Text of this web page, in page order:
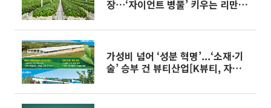
장⋯‘자이언트 병풀’ 키우는 리만팜
가성비 넘어 ‘성분 혁명’...‘소재·기
술’ 승부 건 뷰티산업[K뷰티, 자연주